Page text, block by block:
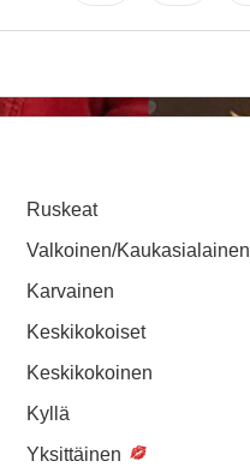
Ruskeat
Valkoinen/Kaukasialainen
Karvainen
Keskikokoiset
Keskikokoinen
Kyllä
Yksittäinen